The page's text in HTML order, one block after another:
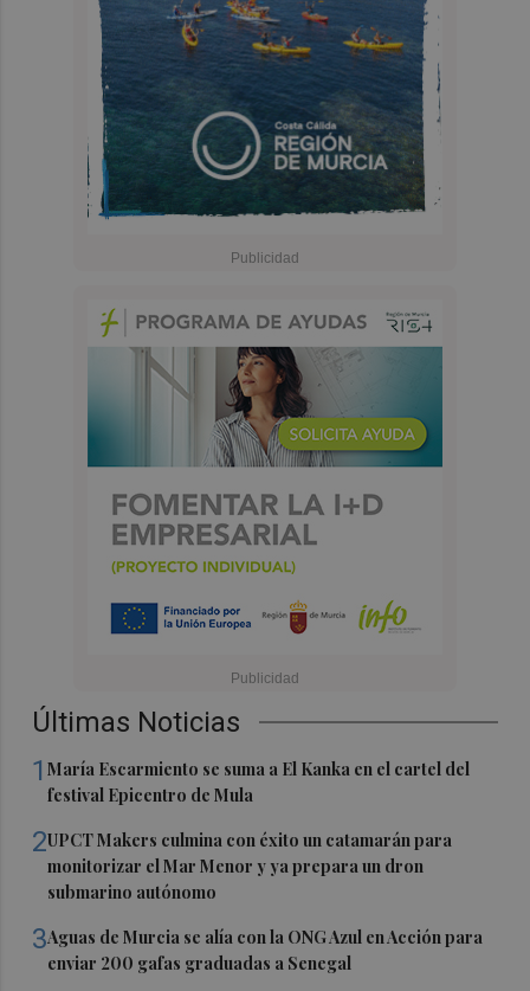
Últimas Noticias
1María Escarmiento se suma a El Kanka en el cartel del
festival Epicentro de Mula
2UPCT Makers culmina con éxito un catamarán para
monitorizar el Mar Menor y ya prepara un dron
submarino autónomo
3Aguas de Murcia se alía con la ONG Azul en Acción para
enviar 200 gafas graduadas a Senegal